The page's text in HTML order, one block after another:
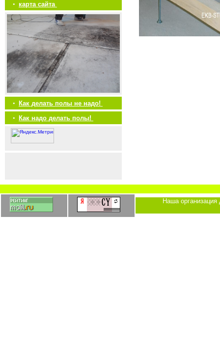
• карта сайта
•
Как делать полы не надо!
•
Как надо делать полы!
Наша